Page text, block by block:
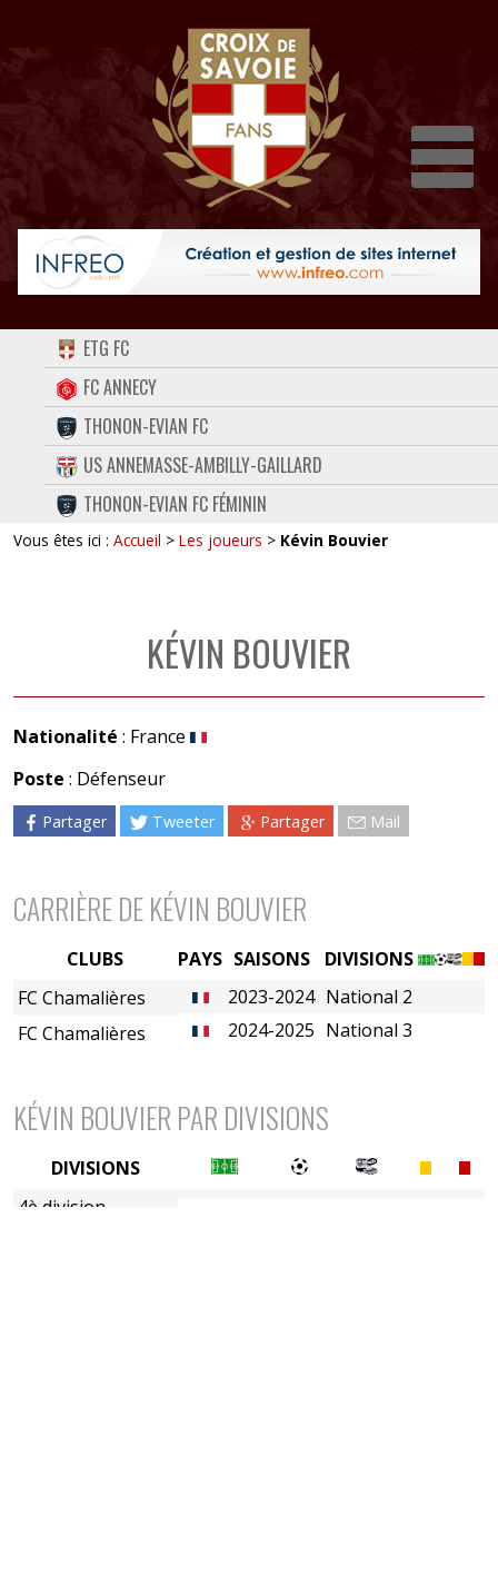
ACCUEIL
FORUM
CONTACT
FACEBOOK
TWITTER
ETG FC
FC ANNECY
THONON-EVIAN FC
US ANNEMASSE-AMBILLY-GAILLARD
THONON-EVIAN FC FÉMININ
Vous êtes ici : Accueil > Les joueurs > Kévin Bouvier
KÉVIN BOUVIER
Nationalité : France
Poste : Défenseur
Partager Tweeter Partager Mail
CARRIÈRE DE KÉVIN BOUVIER
PAYS SAISONS
DIVISIONS
2023-2024 National 2
2024-2025 National 3
CLUBS
FC Chamalières
FC Chamalières
KÉVIN BOUVIER PAR DIVISIONS
DIVISIONS
4è division